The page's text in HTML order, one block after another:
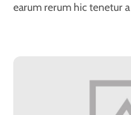
earum rerum hic tenetur